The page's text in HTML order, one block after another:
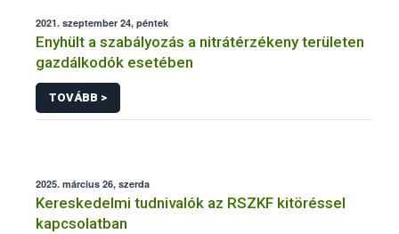
2021. szeptember 24, péntek
Enyhült a szabályozás a nitrátérzékeny területen
gazdálkodók esetében
TOVÁBB >
2025. március 26, szerda
Kereskedelmi tudnivalók az RSZKF kitöréssel
kapcsolatban